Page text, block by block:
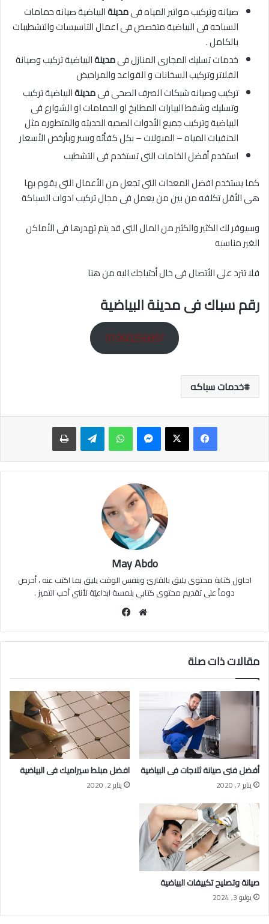
صيانه وتركيب مواتير المياه فىمدينةالبياضية صيانه حمامات
السباحه فى البياضية متخصص فى اعمال التاسيسات والتشطيبات
بالكامل .
خدمات تسليك المجارى المنازل فىمدينةالبياضية تركيب وصيانة
الفلاتر وتركيب السخانات و القواعد والمراحيض
تركيب وصيانه شبكات الصرف الصحى فىمدينةالبياضية تركيب
وتسليك وشفط البيارات المطابخ او الحمامات او الشوارع فى
البياضية وتركيب جميع الأدوات الصحيه الحديثه والمتطوره مثل
الحنفيات المياه – المبولات – بكل كفأئه ويسر وبأرخص الأسعار
استخدم أفضل الخامات التى تستخدم فى التشطيب
كما يستخدم افضل المعدات التى تجعل من الأعمال التى يقوم بها
هى الأقل تكلفه من بين من يعمل فى مجال تركيب ادوات السباكة
وسيوفر لك الكثير والكثير من المال التى قد يتم تهدرها فى الأماكن
الغير مناسبه
فلا تترد على الأتصال فى حال أحتياجك اليه من هنا
رقم سباك فى مدينة البياضية
01060256897
خدمات سباكه
ماسنجر واتساب تيلقرام طباعة
May Abdo
احاول كتابة محتوى يليق بالقارئ وبنفس الوقت يليق بما اكتب عنه ، أحرص
دوماً على تقديم محتوى كتابي بلمسة ابداعيّة لأنني أحب التميز .
موقع
مقالات ذات صلة
أفضل فنى صيانة ثلاجات فى البياضية
يناير 7, 2020
افضل مبلط سيراميك فى البياضية
يناير 2, 2020
صيانة وتصليح تكييفات البياضية
يوليو 3, 2024